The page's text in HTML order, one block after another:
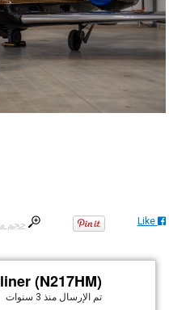
حجم Like
(N217HM)
تم الإرسال منذ 3 سنوات